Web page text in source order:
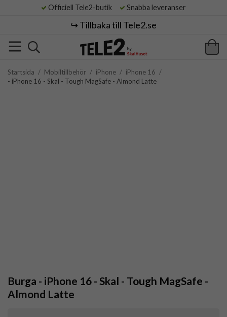
Officiell Tele2-butik Snabba leveranser
↪️ Tillbaka till Tele2.se
Startsida / Mobiltillbehör / iPhone / iPhone 16 /
- iPhone 16 - Skal - Tough MagSafe - Almond Latte
Burga - iPhone 16 - Skal - Tough MagSafe -
Almond Latte